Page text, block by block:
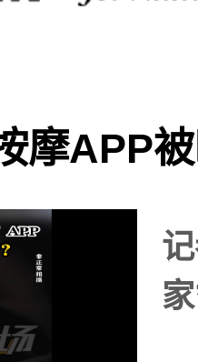
摩APP